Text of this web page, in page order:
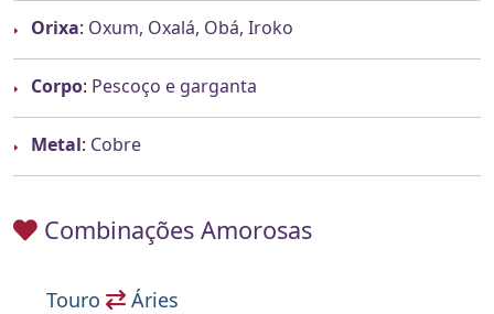
Orixa: Oxum, Oxalá, Obá, Iroko
Corpo: Pescoço e garganta
Metal: Cobre
Combinações Amorosas
Touro
Áries